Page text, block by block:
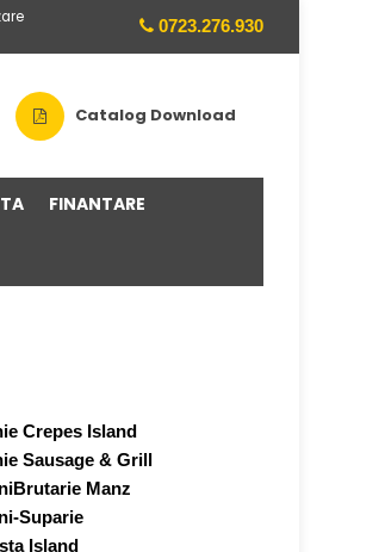
0723.276.930
Catalog Download
FINANTARE
Crepes Island
Sausage & Grill
Manz
Suparie
Island